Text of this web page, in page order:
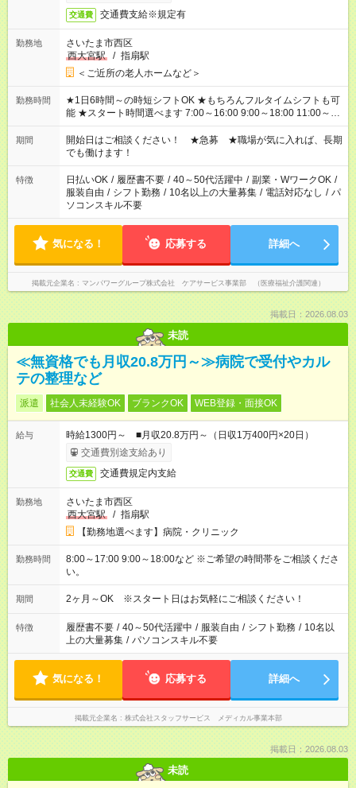
交通費 交通費支給※規定有
勤務地
さいたま市西区
西大宮駅
/ 指扇駅
＜ご近所の老人ホームなど＞
勤務時間
★1日6時間～の時短シフトOK ★もちろんフルタイムシフトも可
能 ★スタート時間選べます 7:00～16:00 9:00～18:00 11:00～
20:00 など 残業なし！ ※Wワークの場合、他のお仕事と合わせ
週40時間超の就業はご案内できません ※法令に基づき、週20時
間以上勤務は社会保険への加入対象となります ※労働者派遣法
（日雇い派遣の原則禁止）により、短時間・短期間の就業はご
案内が難しい場合があります
期間
開始日はご相談ください！ ★急募 ★職場が気に入れば、長期
でも働けます！
特徴 日払いOK / 履歴書不要 / 40～50代活躍中 / 副業・WワークOK /
服装自由 / シフト勤務 / 10名以上の大量募集 / 電話対応なし / パ
ソコンスキル不要
気になる！ 応募する 詳細へ
掲載元企業名 マンパワーグループ株式会社 ケアサービス事業部 （医療福祉介護関連）
掲載日：2026.08.03
未読
≪無資格でも月収20.8万円～≫病院で受付やカル
テの整理など
派遣 社会人未経験OK ブランクOK WEB登録・面接OK
給与
時給1300円～ ■月収20.8万円～（日収1万400円×20日）
交通費別途支給あり
交通費 交通費規定内支給
勤務地
さいたま市西区
西大宮駅
/ 指扇駅
【勤務地選べます】病院・クリニック
勤務時間
8:00～17:00 9:00～18:00など ※ご希望の時間帯をご相談くださ
い。
期間 2ヶ月～OK ※スタート日はお気軽にご相談ください！
特徴 履歴書不要 / 40～50代活躍中 / 服装自由 / シフト勤務 / 10名以
上の大量募集 / パソコンスキル不要
気になる！ 応募する 詳細へ
掲載元企業名 株式会社スタッフサービス メディカル事業本部
掲載日：2026.08.03
未読